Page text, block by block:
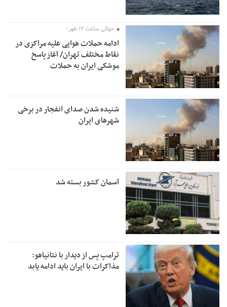
حوالی ساعت ۱۲ ظهر؛
ادامه حملات هوایی علیه مراکزی در
نقاط مختلف تهران/ آغاز پاسخ
موشکی ایران به حملات
شنیده شدن صدای انفجار در برخی
شهرهای ایران
آسمان کشور بسته شد
ترامپ پس از دیدار با نتانیاهو:
مذاکرات با ایران باید ادامه یابد